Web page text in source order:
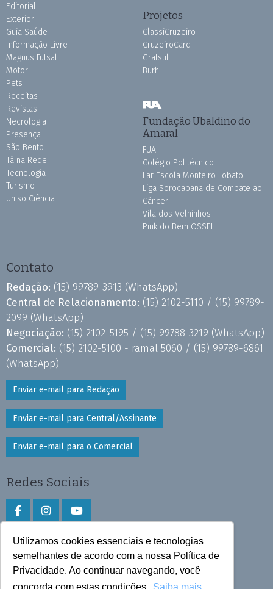
Utilizamos cookies essenciais e tecnologias
semelhantes de acordo com a nossa Política de
Privacidade. Ao continuar navegando, você
Editorial
Exterior
Guia Saúde
Informação Livre
Magnus Futsal
Motor
Pets
Receitas
Revistas
Necrologia
Presença
São Bento
Tá na Rede
Tecnologia
Turismo
Uniso Ciência
Projetos
ClassiCruzeiro
CruzeiroCard
Grafsul
Burh
Fundação Ubaldino do
Amaral
FUA
Colégio Politécnico
Lar Escola Monteiro Lobato
Liga Sorocabana de Combate ao
Câncer
Vila dos Velhinhos
Pink do Bem OSSEL
Contato
Redação: (15) 99789-3913 (WhatsApp)
Central de Relacionamento: (15) 2102-5110 / (15) 99789-
2099 (WhatsApp)
Negociação: (15) 2102-5195 / (15) 99788-3219 (WhatsApp)
Comercial: (15) 2102-5100 - ramal 5060 / (15) 99789-6861
(WhatsApp)
Enviar e-mail para Redação
Enviar e-mail para Central/Assinante
Enviar e-mail para o Comercial
Redes Sociais
Faça download do aplicativo
Play Store e App Store